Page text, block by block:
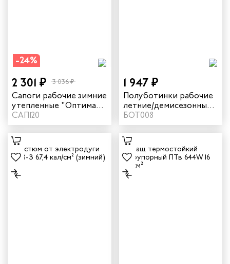
-24%
2 301 ₽ 3 036 ₽
Сапоги рабочие зимние
утепленные "Оптима"
цвет черный
САП120
1 947 ₽
Полуботинки рабочие
летние/демисезонные
"Практик" цвет черный
БОТ008